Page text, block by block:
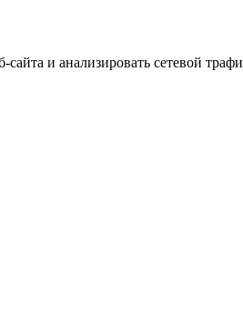
и анализировать сетевой